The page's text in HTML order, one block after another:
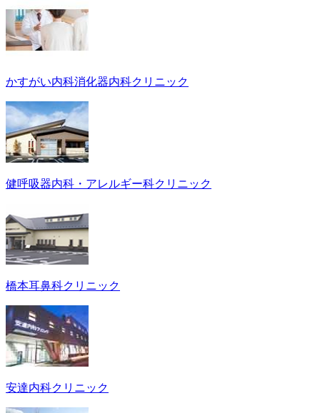
かすがい内科消化器内科クリニック
健呼吸器内科・アレルギー科クリニック
橋本耳鼻科クリニック
安達内科クリニック